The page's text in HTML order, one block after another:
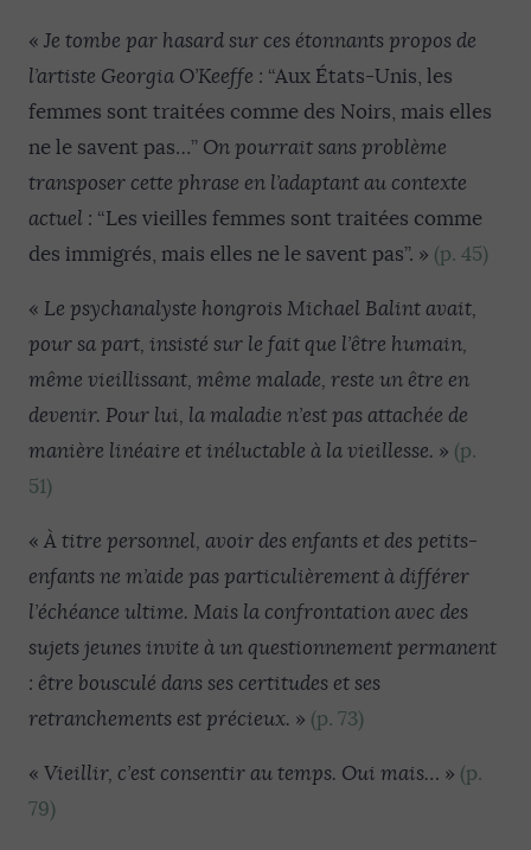
« Je tombe par hasard sur ces étonnants propos de
l’artiste Georgia O’Keeffe : “Aux États-Unis, les
femmes sont traitées comme des Noirs, mais elles
ne le savent pas…” On pourrait sans problème
transposer cette phrase en l’adaptant au contexte
actuel : “Les vieilles femmes sont traitées comme
des immigrés, mais elles ne le savent pas”. » (p. 45)
« Le psychanalyste hongrois Michael Balint avait,
pour sa part, insisté sur le fait que l’être humain,
même vieillissant, même malade, reste un être en
devenir. Pour lui, la maladie n’est pas attachée de
manière linéaire et inéluctable à la vieillesse. » (p.
51)
« À titre personnel, avoir des enfants et des petits-
enfants ne m’aide pas particulièrement à différer
l’échéance ultime. Mais la confrontation avec des
sujets jeunes invite à un questionnement permanent
: être bousculé dans ses certitudes et ses
retranchements est précieux. » (p. 73)
« Vieillir, c’est consentir au temps. Oui mais… » (p.
79)